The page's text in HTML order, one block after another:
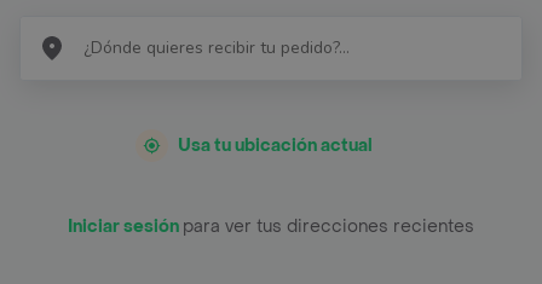
Usa tu ubicación actual
Iniciar sesión para ver tus direcciones recientes